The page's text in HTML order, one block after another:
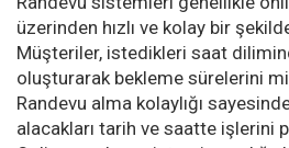
üzerinden hızlı ve kolay bir
Müşteriler, istedikleri saat
oluşturarak bekleme sürelerini
Randevu alma kolaylığı
alacakları tarih ve saatte işlerini